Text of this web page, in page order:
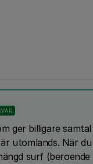
ger billigare
utomlands. När
surf